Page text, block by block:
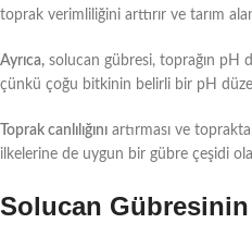
toprak verimliliğini arttırır ve tarım
Ayrıca, solucan gübresi, toprağın pH
çünkü çoğu bitkinin belirli bir pH
Toprak canlılığını artırması ve
ilkelerine de uygun bir gübre çeşidi
Solucan